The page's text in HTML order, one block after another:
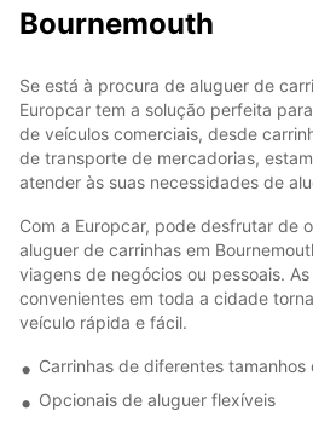
Bournemouth
Se está à procura de aluguer de
Europcar tem a solução perfeita
de veículos comerciais, desde
de transporte de mercadorias,
atender às suas necessidades de
Com a Europcar, pode desfrutar de
aluguer de carrinhas em
viagens de negócios ou pessoais.
convenientes em toda a cidade
veículo rápida e fácil.
Carrinhas de diferentes tamanhos
Opcionais de aluguer flexíveis